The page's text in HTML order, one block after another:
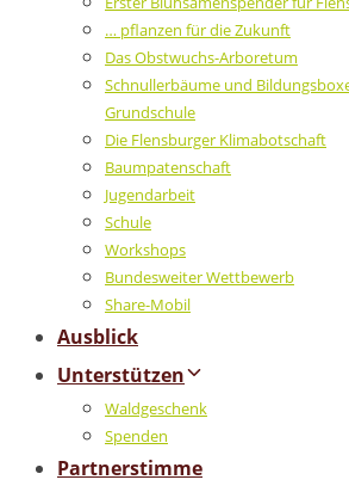
… pflanzen für die Zukunft
Das Obstwuchs-Arboretum
Schnullerbäume und
Grundschule
Die Flensburger Klimabotschaft
Baumpatenschaft
Jugendarbeit
Schule
Workshops
Bundesweiter Wettbewerb
Share-Mobil
Ausblick
Unterstützen
Waldgeschenk
Spenden
Partnerstimme